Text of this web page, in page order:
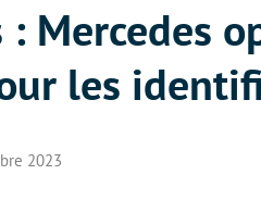
Mercedes
les
2023